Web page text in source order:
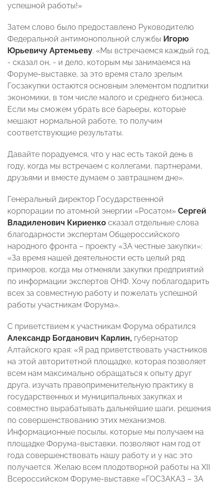
успешной работы!»
Затем слово было предоставлено Руководителю
Федеральной антимонопольной службы Игорю
Юрьевичу Артемьеву. «Мы встречаемся каждый год,
- сказал он, - и дело, которым мы занимаемся на
Форуме-выставке, за это время стало зрелым.
Госзакупки остаются основным элементом подпитки
экономики, в том числе малого и среднего бизнеса.
Если мы сможем убрать все барьеры, которые
мешают нормальной работе, то получим
соответствующие результаты.
Давайте порадуемся, что у нас есть такой день в
году, когда мы встречаем с коллегами, партнерами,
друзьями и вместе думаем о завтрашнем дне».
Генеральный директор Государственной
корпорации по атомной энергии «Росатом» Сергей
Владиленович Кириенко сказал отдельные слова
благодарности экспертам Общероссийского
народного фронта – проекту «ЗА честные закупки»:
«За время нашей деятельности есть целый ряд
примеров, когда мы отменяли закупки предприятий
по информации экспертов ОНФ. Хочу поблагодарить
всех за совместную работу и пожелать успешной
работы участникам Форума».
С приветствием к участникам Форума обратился
Александр Богданович Карлин, губернатор
Алтайского края: «Я рад приветствовать участников
на этой авторитетной площадке, которая позволяет
всем нам максимально обращаться к опыту друг
друга, изучать правоприменительную практику в
государственных и муниципальных закупках и
совместно вырабатывать дальнейшие шаги, решения
по совершенствованию этих механизмов.
Информационные посылы, которые мы получаем на
площадке Форума-выставки, позволяют нам год от
года совершенствовать нашу работу и у нас это
получается. Желаю всем плодотворной работы на XII
Всероссийском Форуме-выставке «ГОСЗАКАЗ – ЗА